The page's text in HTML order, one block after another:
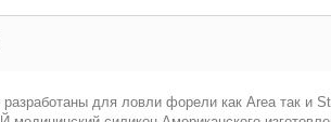
для ловли форели как Area так и